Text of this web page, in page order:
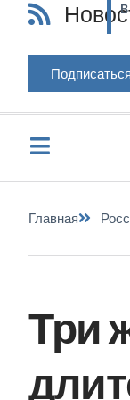
Подписаться
Главная
Три